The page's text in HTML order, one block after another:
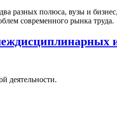
разных полюса, вузы и
современного рынка труда.
деятельности.